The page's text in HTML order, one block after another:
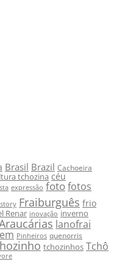
Brasil Brazil Cachoeira
tchozina céu
expressão fotofotos
Fraiburguês frio
Renar inovação inverno
lanofrai
Pinheiros quenorris
tchozinhos Tchô